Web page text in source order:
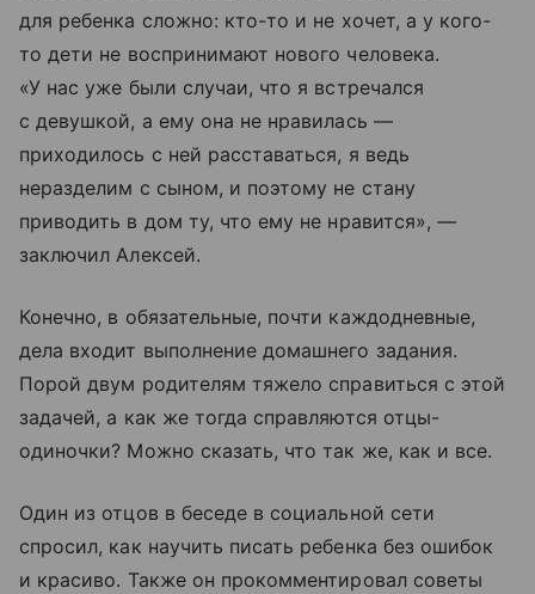
для ребенка сложно: кто-то и не хочет, а у кого-
то дети не воспринимают нового человека.
«У нас уже были случаи, что я встречался
с девушкой, а ему она не нравилась —
приходилось с ней расставаться, я ведь
неразделим с сыном, и поэтому не стану
приводить в дом ту, что ему не нравится», —
заключил Алексей.
Конечно, в обязательные, почти каждодневные,
дела входит выполнение домашнего задания.
Порой двум родителям тяжело справиться с этой
задачей, а как же тогда справляются отцы-
одиночки? Можно сказать, что так же, как и все.
Один из отцов в беседе в социальной сети
спросил, как научить писать ребенка без ошибок
и красиво. Также он прокомментировал советы